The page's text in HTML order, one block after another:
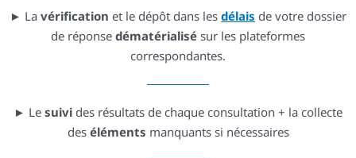
► La vérification et le dépôt dans les délais de votre dossier
de réponse dématérialisé sur les plateformes
correspondantes.
► Le suivi des résultats de chaque consultation + la collecte
des éléments manquants si nécessaires